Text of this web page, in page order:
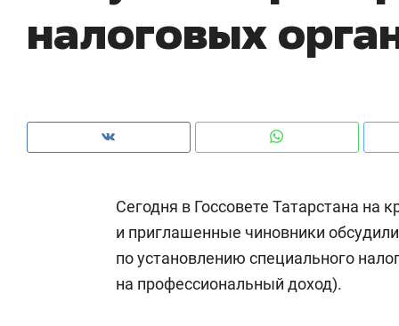
налоговых
Сегодня в Госсовете Татарстана на
и приглашенные чиновники
по установлению специального
на профессиональный доход).
чем интересен Оман?